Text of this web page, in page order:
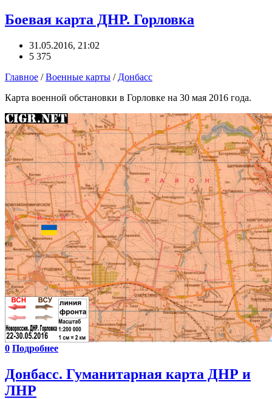
Боевая карта ДНР. Горловка
31.05.2016, 21:02
5 375
Главное /Военные карты / Донбасс
Карта военной обстановки в Горловке на 30 мая 2016 года.
0 Подробнее
Донбасс. Гуманитарная карта ДНР и
ЛНР